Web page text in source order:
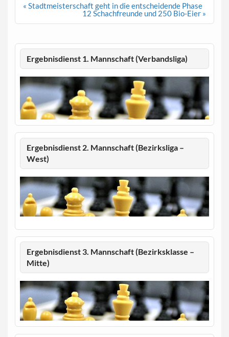
Beitragsnavigation
« Stadtmeisterschaft geht in die entscheidende Phase
12 Schachfreunde und 250 Bio-Eier »
Ergebnisdienst 1. Mannschaft (Verbandsliga)
Ergebnisdienst 2. Mannschaft (Bezirksliga –
West)
Ergebnisdienst 3. Mannschaft (Bezirksklasse –
Mitte)